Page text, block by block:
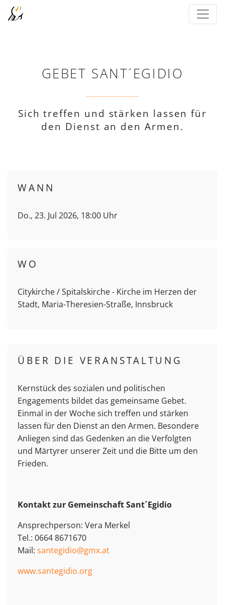
GEBET SANT´EGIDIO
Sich treffen und stärken lassen für
den Dienst an den Armen.
WANN
Do., 23. Jul 2026, 18:00 Uhr
WO
Citykirche / Spitalskirche - Kirche im Herzen der
Stadt, Maria-Theresien-Straße, Innsbruck
ÜBER DIE VERANSTALTUNG
Kernstück des sozialen und politischen
Engagements bildet das gemeinsame Gebet.
Einmal in der Woche sich treffen und stärken
lassen für den Dienst an den Armen. Besondere
Anliegen sind das Gedenken an die Verfolgten
und Märtyrer unserer Zeit und die Bitte um den
Frieden.
Kontakt zur Gemeinschaft Sant´Egidio
Ansprechperson: Vera Merkel
Tel.: 0664 8671670
Mail: santegidio@gmx.at
www.santegidio.org